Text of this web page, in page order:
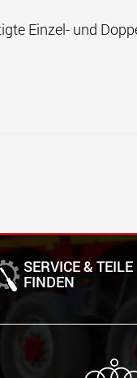
Einzel- und
SERVICE & TEILE
FINDEN